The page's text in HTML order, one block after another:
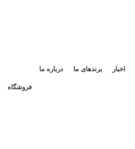
اخبار برندهای ما
درباره ما
فروشگاه